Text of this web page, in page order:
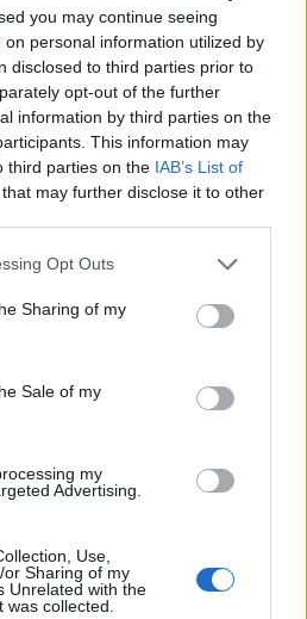
you may continue seeing
personal information utilized by
disclosed to third parties prior to
opt-out of the further
information by third parties on the
This information may
third parties on the IAB’s List of
that may further disclose it to other
app uses one or more Google
behaviour. You may click to
and its third-party tags to
purposes in below Google
Opt Outs
Sharing of my
Sale of my
my
Advertising.
Use,
Sharing of my
Unrelated with the
collected.
andando nella
menù del sito o
Golfo Aranci
Mandi
Travolto Golfo Aranci
canale telegram di
le tue segnalazioni,
e le tue foto
7512